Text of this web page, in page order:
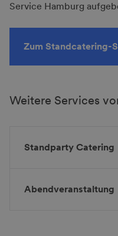
Service Hamburg
Zum Standcatering-
Weitere Services
Standparty Catering
Abendveranstaltung